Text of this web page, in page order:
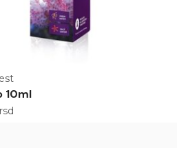
10ml
rsd